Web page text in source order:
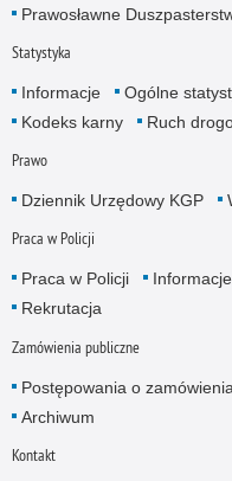
Prawosławne
Statystyka
Informacje Ogólne
Kodeks karny
Ruch
Prawo
Dziennik Urzędowy KGP
Praca w Policji
Praca w Policji Informacje
Rekrutacja
Zamówienia publiczne
Postępowania o zamówienia
Archiwum
Kontakt